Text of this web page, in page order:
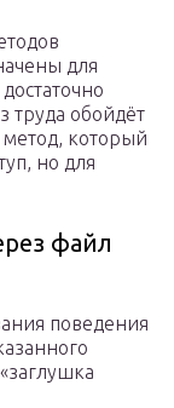
для
обойдёт
который
но для
файл
поведения